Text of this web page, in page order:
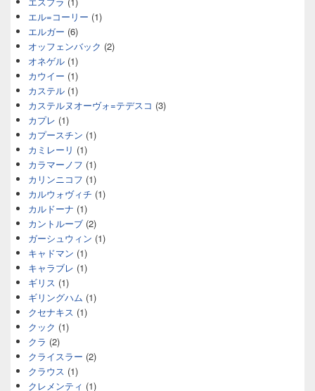
エル=コーリー (1)
エルガー (6)
オッフェンバック (2)
オネゲル (1)
カウイー (1)
カステル (1)
カステルヌオーヴォ=テデスコ (3)
カプレ (1)
カプースチン (1)
カミレーリ (1)
カラマーノフ (1)
カリンニコフ (1)
カルウォヴィチ (1)
カルドーナ (1)
カントルーブ (2)
ガーシュウィン (1)
キャドマン (1)
キャラブレ (1)
ギリス (1)
ギリングハム (1)
クセナキス (1)
クック (1)
クラ (2)
クライスラー (2)
クラウス (1)
クレメンティ (1)